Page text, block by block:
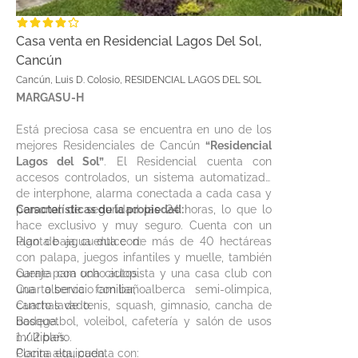
Casa venta en Residencial Lagos Del Sol,
Cancún
Cancún, Luis D. Colosio, RESIDENCIAL LAGOS DEL SOL
MARGASU-H
Está preciosa casa se encuentra en uno de los
mejores Residenciales de Cancún “Residencial
Lagos del Sol”. El Residencial cuenta con
accesos controlados, un sistema automatizado
de interphone, alarma conectada a cada casa y
personal de seguridad las 24 horas, lo que lo
hace exclusivo y muy seguro. Cuenta con un
lago de agua dulce de más de 40 hectáreas
con palapa, juegos infantiles y muelle, también
cuenta con una ciclopista y una casa club con
una alberca familiar, alberca semi-olimpica,
canchas de tenis, squash, gimnasio, cancha de
basquetbol, voleibol, cafetería y salón de usos
múltiples.
Características de la propiedad:
Planta baja, cuenta con:
Garaje para ocho autos.
Cuarto servicio con baño.
Cuarto lavado.
Bodega.
1 / 2 baño.
Cocina equipada.
Planta alta, cuenta con: